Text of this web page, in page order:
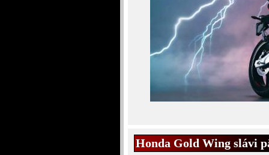
Honda Gold Wing slávi